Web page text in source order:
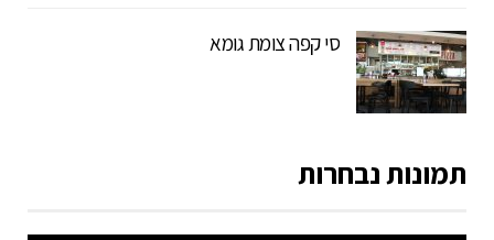
סי קפה צומת גומא
תמונות נבחרות